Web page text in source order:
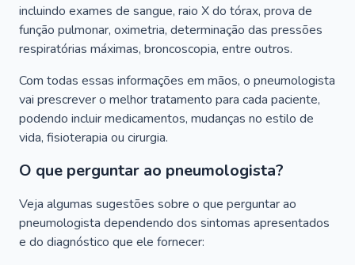
incluindo exames de sangue, raio X do tórax, prova de
função pulmonar, oximetria, determinação das pressões
respiratórias máximas, broncoscopia, entre outros.
Com todas essas informações em mãos, o pneumologista
vai prescrever o melhor tratamento para cada paciente,
podendo incluir medicamentos, mudanças no estilo de
vida, fisioterapia ou cirurgia.
O que perguntar ao pneumologista?
Veja algumas sugestões sobre o que perguntar ao
pneumologista dependendo dos sintomas apresentados
e do diagnóstico que ele fornecer: